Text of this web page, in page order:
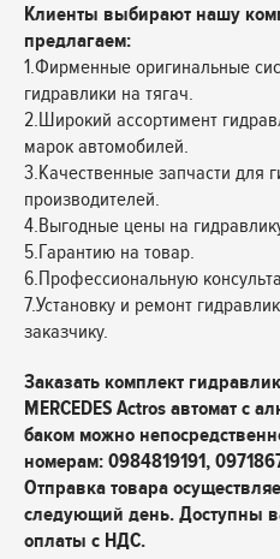
Клиенты выбирают нашу
предлагаем:
1.Фирменные оригинальные
гидравлики на тягач.
2.Широкий ассортимент
марок автомобилей.
3.Качественные запчасти для
производителей.
4.Выгодные цены на
5.Гарантию на товар.
6.Профессиональную
7.Установку и ремонт
заказчику.
Заказать комплект
MERCEDES Actros автомат
баком можно
номерам: 0984819191,
Отправка товара
следующий день. Доступны
оплаты с НДС.